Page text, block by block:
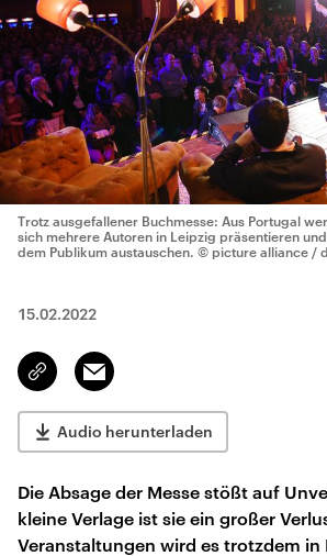
Trotz ausgefallener Buchmesse: Aus Portugal
sich mehrere Autoren in Leipzig präsentieren
dem Publikum austauschen. © picture alliance /
15.02.2022
Link
kopieren/teilen
Email
Audio herunterladen
Die Absage der Messe stößt auf
kleine Verlage ist sie ein großer
Veranstaltungen wird es trotzdem in